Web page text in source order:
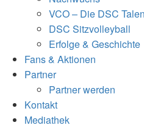
VCO – Die DSC
DSC Sitzvolleyball
Erfolge & Geschichte
Fans & Aktionen
Partner
Partner werden
Kontakt
Mediathek